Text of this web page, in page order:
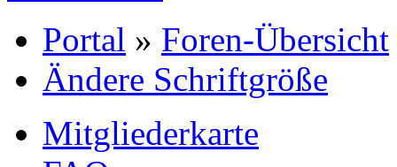
Portal » Foren-Übersicht
Ändere Schriftgröße
Mitgliederkarte